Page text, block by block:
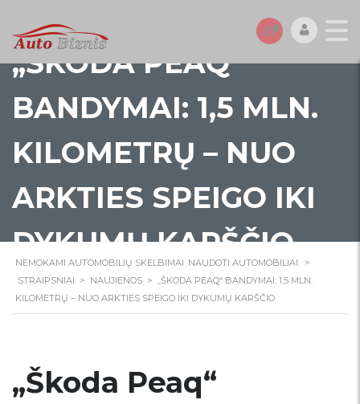
„ŠKODA PEAQ“
BANDYMAI: 1,5 MLN.
KILOMETRŲ – NUO
ARKTIES SPEIGO IKI
DYKUMŲ KARŠČIO
NEMOKAMI AUTOMOBILIŲ SKELBIMAI. NAUDOTI AUTOMOBILIAI. >
STRAIPSNIAI > NAUJIENOS > „ŠKODA PEAQ“ BANDYMAI: 1,5 MLN.
KILOMETRŲ – NUO ARKTIES SPEIGO IKI DYKUMŲ KARŠČIO
„Škoda Peaq“